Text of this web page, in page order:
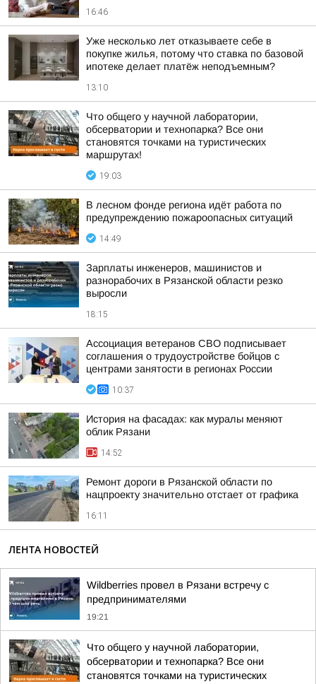
16:46
Уже несколько лет отказываете себе в
покупке жилья, потому что ставка по базовой
ипотеке делает платёж неподъемным?
13:10
Что общего у научной лаборатории,
обсерватории и технопарка? Все они
становятся точками на туристических
маршрутах!
19:03
В лесном фонде региона идёт работа по
предупреждению пожароопасных ситуаций
14:49
Зарплаты инженеров, машинистов и
разнорабочих в Рязанской области резко
выросли
18:15
Ассоциация ветеранов СВО подписывает
соглашения о трудоустройстве бойцов с
центрами занятости в регионах России
10:37
История на фасадах: как муралы меняют
облик Рязани
14:52
Ремонт дороги в Рязанской области по
нацпроекту значительно отстает от графика
16:11
ЛЕНТА НОВОСТЕЙ
Wildberries провел в Рязани встречу с
предпринимателями
19:21
Что общего у научной лаборатории,
обсерватории и технопарка? Все они
становятся точками на туристических